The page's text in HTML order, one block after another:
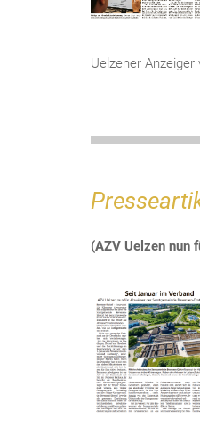
Uelzener
(AZV Uelzen nun